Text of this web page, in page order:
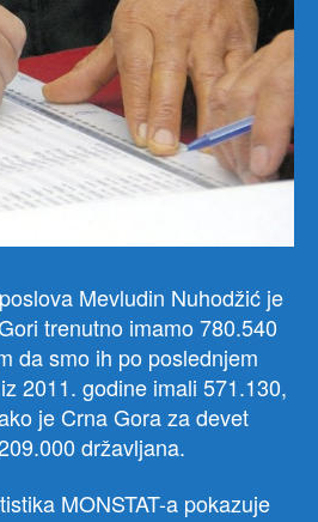
Mevludin Nuhodžić je
trenutno imamo 780.540
da smo ih po poslednjem
2011. godine imali 571.130,
je Crna Gora za devet
državljana.
MONSTAT-a pokazuje